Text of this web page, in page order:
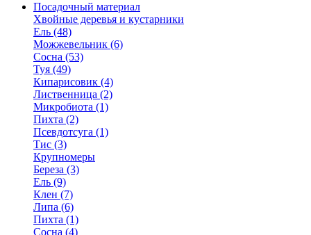
Посадочный материал
Хвойные деревья и кустарники
Ель (48)
Можжевельник (6)
Сосна (53)
Туя (49)
Кипарисовик (4)
Лиственница (2)
Микробиота (1)
Пихта (2)
Псевдотсуга (1)
Тис (3)
Крупномеры
Береза (3)
Ель (9)
Клен (7)
Липа (6)
Пихта (1)
Сосна (4)